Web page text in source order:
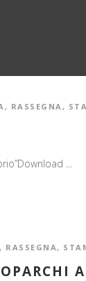
, RASSEGNA,
...
, RASSEGNA ,